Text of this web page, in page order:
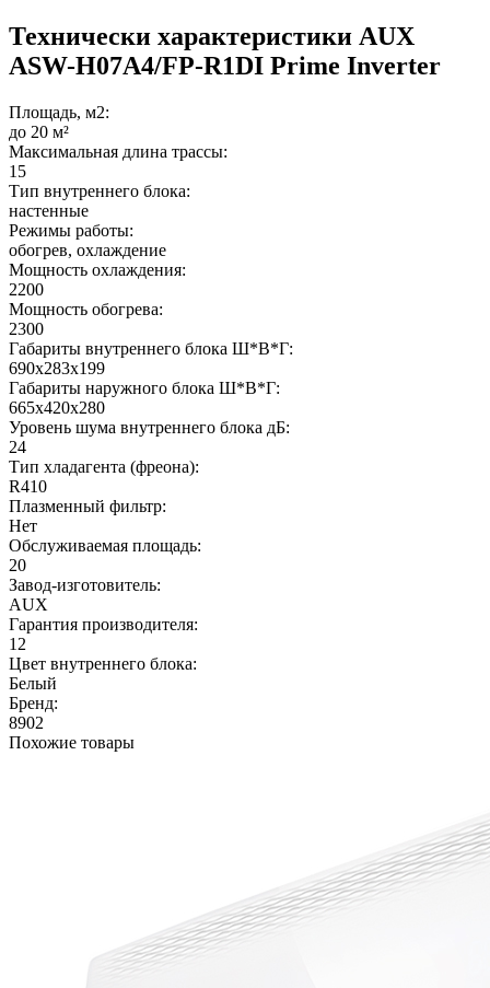
Технически характеристики AUX
ASW-H07A4/FP-R1DI Prime Inverter
Площадь, м2:
до 20 м²
Максимальная длина трассы:
15
Тип внутреннего блока:
настенные
Режимы работы:
обогрев, охлаждение
Мощность охлаждения:
2200
Мощность обогрева:
2300
Габариты внутреннего блока Ш*В*Г:
690x283x199
Габариты наружного блока Ш*В*Г:
665x420x280
Уровень шума внутреннего блока дБ:
24
Тип хладагента (фреона):
R410
Плазменный фильтр:
Нет
Обслуживаемая площадь:
20
Завод-изготовитель:
AUX
Гарантия производителя:
12
Цвет внутреннего блока:
Белый
Бренд:
8902
Похожие товары